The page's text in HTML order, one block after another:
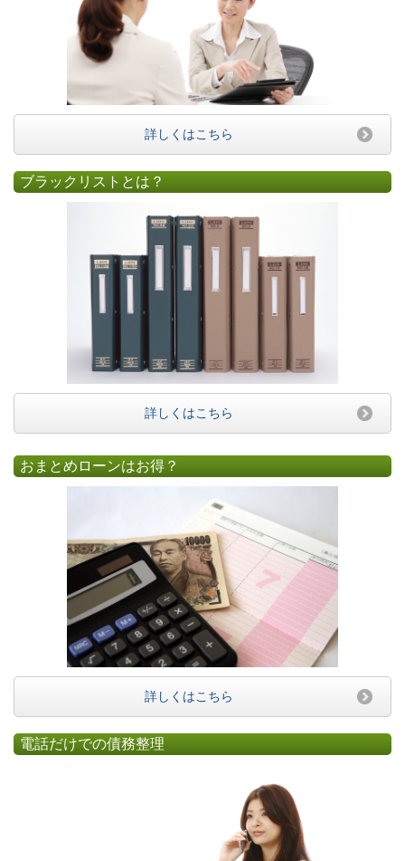
詳しくはこちら
ブラックリストとは？
詳しくはこちら
おまとめローンはお得？
詳しくはこちら
電話だけでの債務整理